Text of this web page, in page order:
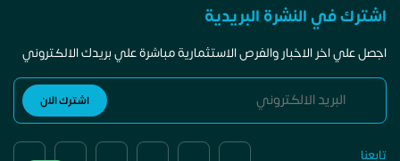
اشترك في النشرة البريدية
اجصل علي اخر الاخبار والفرص الاستثمارية مباشرة علي بريدك الالكتروني
تابعنا